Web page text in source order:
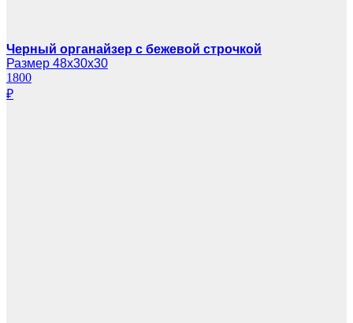
Черный органайзер с бежевой строчкой
Размер 48х30х30
1800
₽